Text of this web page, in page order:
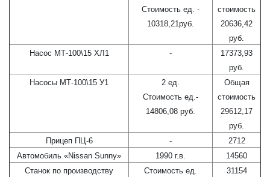
Стоимость ед. -
10318,21руб.
стоимость
20636,42
руб.
Насос МТ-100\15 ХЛ1
-
17373,93
руб.
Насосы МТ-100\15 У1
2 ед.
Стоимость ед.-
14806,08 руб.
Общая
стоимость
29612,17
руб.
Прицеп ПЦ-6
-
2712
Автомобиль «Nissan Sunny»
1990 г.в.
14560
Станок по производству
Стоимость ед.
31154